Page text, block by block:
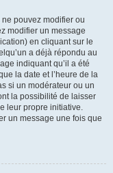
pouvez modifier ou
modifier un message
en cliquant sur le
a déjà répondu au
indiquant qu’il a été
la date et l’heure de la
si un modérateur ou un
la possibilité de laisser
leur propre initiative.
un message une fois que